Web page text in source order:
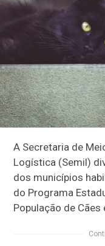
A Secretaria de
Logística (Semil)
dos municípios
do Programa
População de Cães